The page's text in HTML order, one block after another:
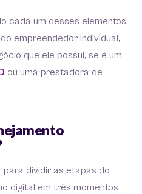
cada um desses elementos
empreendedor individual,
que ele possui, se é um
ou uma prestadora de
para dividir as etapas do
digital em três momentos